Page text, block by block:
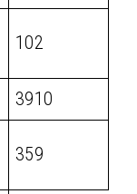
102
3910
359